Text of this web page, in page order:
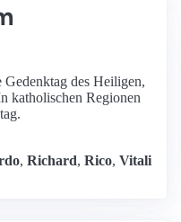
Gedenktag des Heiligen,
katholischen Regionen
, Richard, Rico, Vitali